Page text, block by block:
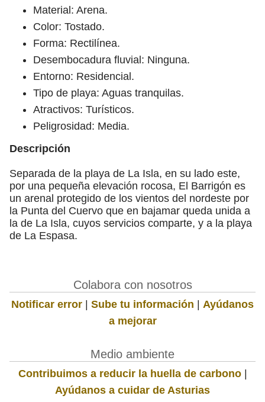
Material: Arena.
Color: Tostado.
Forma: Rectilínea.
Desembocadura fluvial: Ninguna.
Entorno: Residencial.
Tipo de playa: Aguas tranquilas.
Atractivos: Turísticos.
Peligrosidad: Media.
Descripción
Separada de la playa de La Isla, en su lado este,
por una pequeña elevación rocosa, El Barrigón es
un arenal protegido de los vientos del nordeste por
la Punta del Cuervo que en bajamar queda unida a
la de La Isla, cuyos servicios comparte, y a la playa
de La Espasa.
Colabora con nosotros
Notificar error | Sube tu información | Ayúdanos
a mejorar
Medio ambiente
Contribuimos a reducir la huella de carbono|
Ayúdanos a cuidar de Asturias